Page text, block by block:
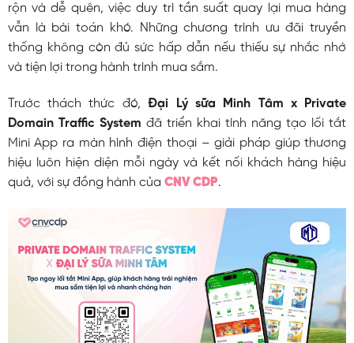
rộn và dễ quên, việc duy trì tần suất quay lại mua hàng
vẫn là bài toán khó. Những chương trình ưu đãi truyền
thống không còn đủ sức hấp dẫn nếu thiếu sự nhắc nhớ
và tiện lợi trong hành trình mua sắm.
Trước thách thức đó,Đại Lý sữa Minh Tâm x Private
Domain Traffic System đã triển khai tính năng tạo lối tắt
Mini App ra màn hình điện thoại – giải pháp giúp thương
hiệu luôn hiện diện mỗi ngày và kết nối khách hàng hiệu
quả, với sự đồng hành của CNV CDP.